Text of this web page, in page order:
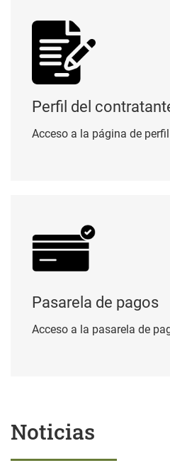
Perfil del
Acceso a la página de
Pasarela de pagos
Acceso a la pasarela de
Noticias